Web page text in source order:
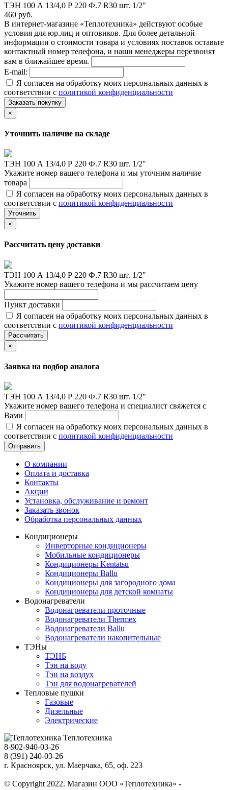
ТЭН 100 А 13/4,0 Р 220 Ф.7 R30 шт. 1/2"
460 руб.
В интернет-магазине «Теплотехника» действуют особые
условия для юр.лиц и оптовиков. Для более детальной
информации о стоимости товара и условиях поставок оставьте
контактный номер телефона, и наши менеджеры перезвонят
вам в ближайшее время.
E-mail:
Я согласен на обработку моих персональных данных в
соответствии с политикой конфиденциальности
Заказать покупку
×
Уточнить наличие на складе
ТЭН 100 А 13/4,0 Р 220 Ф.7 R30 шт. 1/2"
Укажите номер вашего телефона и мы уточним наличие
товара
Я согласен на обработку моих персональных данных в
соответствии с политикой конфиденциальности
Уточнить
×
Рассчитать цену доставки
ТЭН 100 А 13/4,0 Р 220 Ф.7 R30 шт. 1/2"
Укажите номер вашего телефона и мы рассчитаем цену
Пункт доставки
Я согласен на обработку моих персональных данных в
соответствии с политикой конфиденциальности
Рассчитать
×
Заявка на подбор аналога
ТЭН 100 А 13/4,0 Р 220 Ф.7 R30 шт. 1/2"
Укажите номер вашего телефона и специалист свяжется с
Вами
Я согласен на обработку моих персональных данных в
соответствии с политикой конфиденциальности
Отправить
О компании
Оплата и доставка
Контакты
Акции
Установка, обслуживание и ремонт
Заказать звонок
Обработка персональных данных
Кондиционеры
Инверторные кондиционеры
Мобильные кондиционеры
Кондиционеры Kentatsu
Кондиционеры Ballu
Кондиционеры для загородного дома
Кондиционеры для детской комнаты
Водонагреватели
Водонагреватели проточные
Водонагреватели Thermex
Водонагреватели Ballu
Водонагреватели накопительные
ТЭНы
ТЭНБ
Тэн на воду
Тэн на воздух
Тэн для водонагревателей
Тепловые пушки
Газовые
Дизельные
Электрические
Теплотехника
8-902-940-03-26
8 (391) 240-03-26
г. Красноярск, ул. Маерчака, 65, оф. 223
© Copyright 2022. Магазин ООО «Теплотехника» -